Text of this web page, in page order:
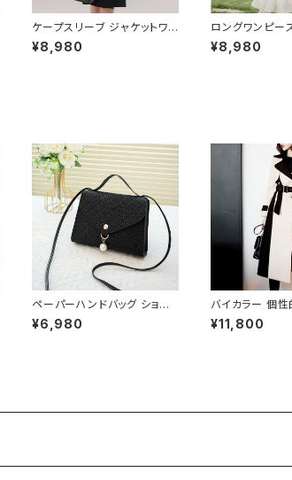
ケープスリーブ ジャケットワン
ピース ベルト付き ワンピース
レディース 長袖 襟付き タイト
型カバー 人気 トレンド C-O
SS0136
¥8,980
ロングワンピー
シフォン フリル
ースリーブ フレ
¥8,980
ペーパーハンドバッグ ショル
ダーバッグ パールチャームバ
ッグ レディース バック 軽量 カ
¥6,980
バイカラー 個性
ート C-
¥11,800